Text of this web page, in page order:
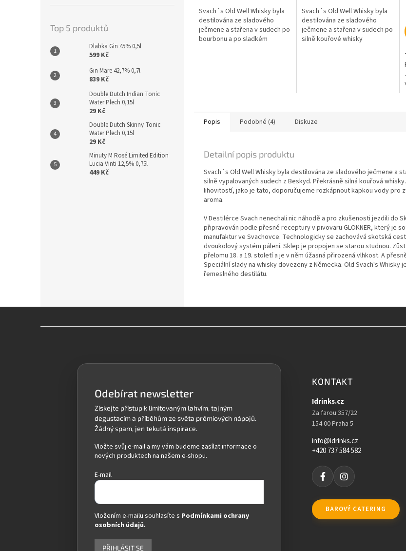
Top 5 produktů
Dlabka Gin 45% 0,5l
599 Kč
Gin Mare 42,7% 0,7l
839 Kč
Double Dutch Indian Tonic
Water Plech 0,15l
29 Kč
Double Dutch Skinny Tonic
Water Plech 0,15l
29 Kč
Minuty M Rosé Limited Edition
Lucia Vinti 12,5% 0,75l
449 Kč
Svach´s Old Well Whisky byla
destilována ze sladového
ječmene a stařena v sudech po
bourbonu a po sladkém
Svach´s Old Well Whisky byla
destilována ze sladového
ječmene a stařena v sudech po
silně kouřové whisky
Popis Podobné (4) Diskuze
Detailní popis produktu
Svach´s Old Well Whisky byla destilována ze sladového ječmene a
silně vypalovaných sudech z Beskyd. Překrásně silná kouřová
lihovitostí, jako je tato, doporučujeme rozkápnout kapkou vody pro
aroma.
V Destilérce Svach nenechali nic náhodě a pro zkušenosti jezdili do
připravován podle přesné receptury v pivovaru GLOKNER, který je
manufaktur ve Svachovce. Technologicky se zachovává skotská
dvoukolový systém pálení. Sklep je propojen se starou studnou.
přelomu 18. a 19. století a je v něm úžasná přirozená vlhkost. A
Speciální slady na whisky dovezeny z Německa. Old Svach's Whisky
řemeslného destilátu.
Odebírat newsletter
Vložte svůj e-mail a my vám budeme zasílat informace o
nových produktech na našem e-shopu.
E-mail
Vložením e-mailu souhlasíte s Podmínkami ochrany
osobních údajů.
PŘIHLÁSIT SE
KONTAKT
Idrinks.cz
Za farou 357/22
154 00 Praha 5
info@idrinks.cz
+420 737 584 582
BAROVÝ CATERING